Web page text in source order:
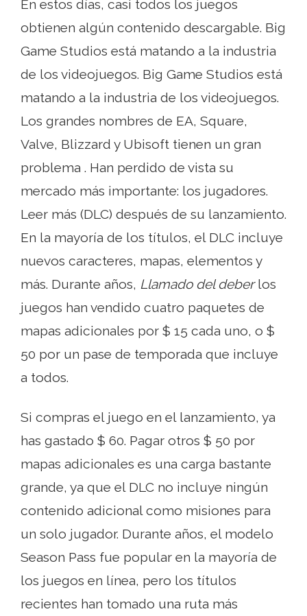
En estos días, casi todos los juegos
obtienen algún contenido descargable. Big
Game Studios está matando a la industria
de los videojuegos. Big Game Studios está
matando a la industria de los videojuegos.
Los grandes nombres de EA, Square,
Valve, Blizzard y Ubisoft tienen un gran
problema . Han perdido de vista su
mercado más importante: los jugadores.
Leer más (DLC) después de su lanzamiento.
En la mayoría de los títulos, el DLC incluye
nuevos caracteres, mapas, elementos y
más. Durante años, Llamado del deberlos
juegos han vendido cuatro paquetes de
mapas adicionales por $ 15 cada uno, o $
50 por un pase de temporada que incluye
a todos.
Si compras el juego en el lanzamiento, ya
has gastado $ 60. Pagar otros $ 50 por
mapas adicionales es una carga bastante
grande, ya que el DLC no incluye ningún
contenido adicional como misiones para
un solo jugador. Durante años, el modelo
Season Pass fue popular en la mayoría de
los juegos en línea, pero los títulos
recientes han tomado una ruta más